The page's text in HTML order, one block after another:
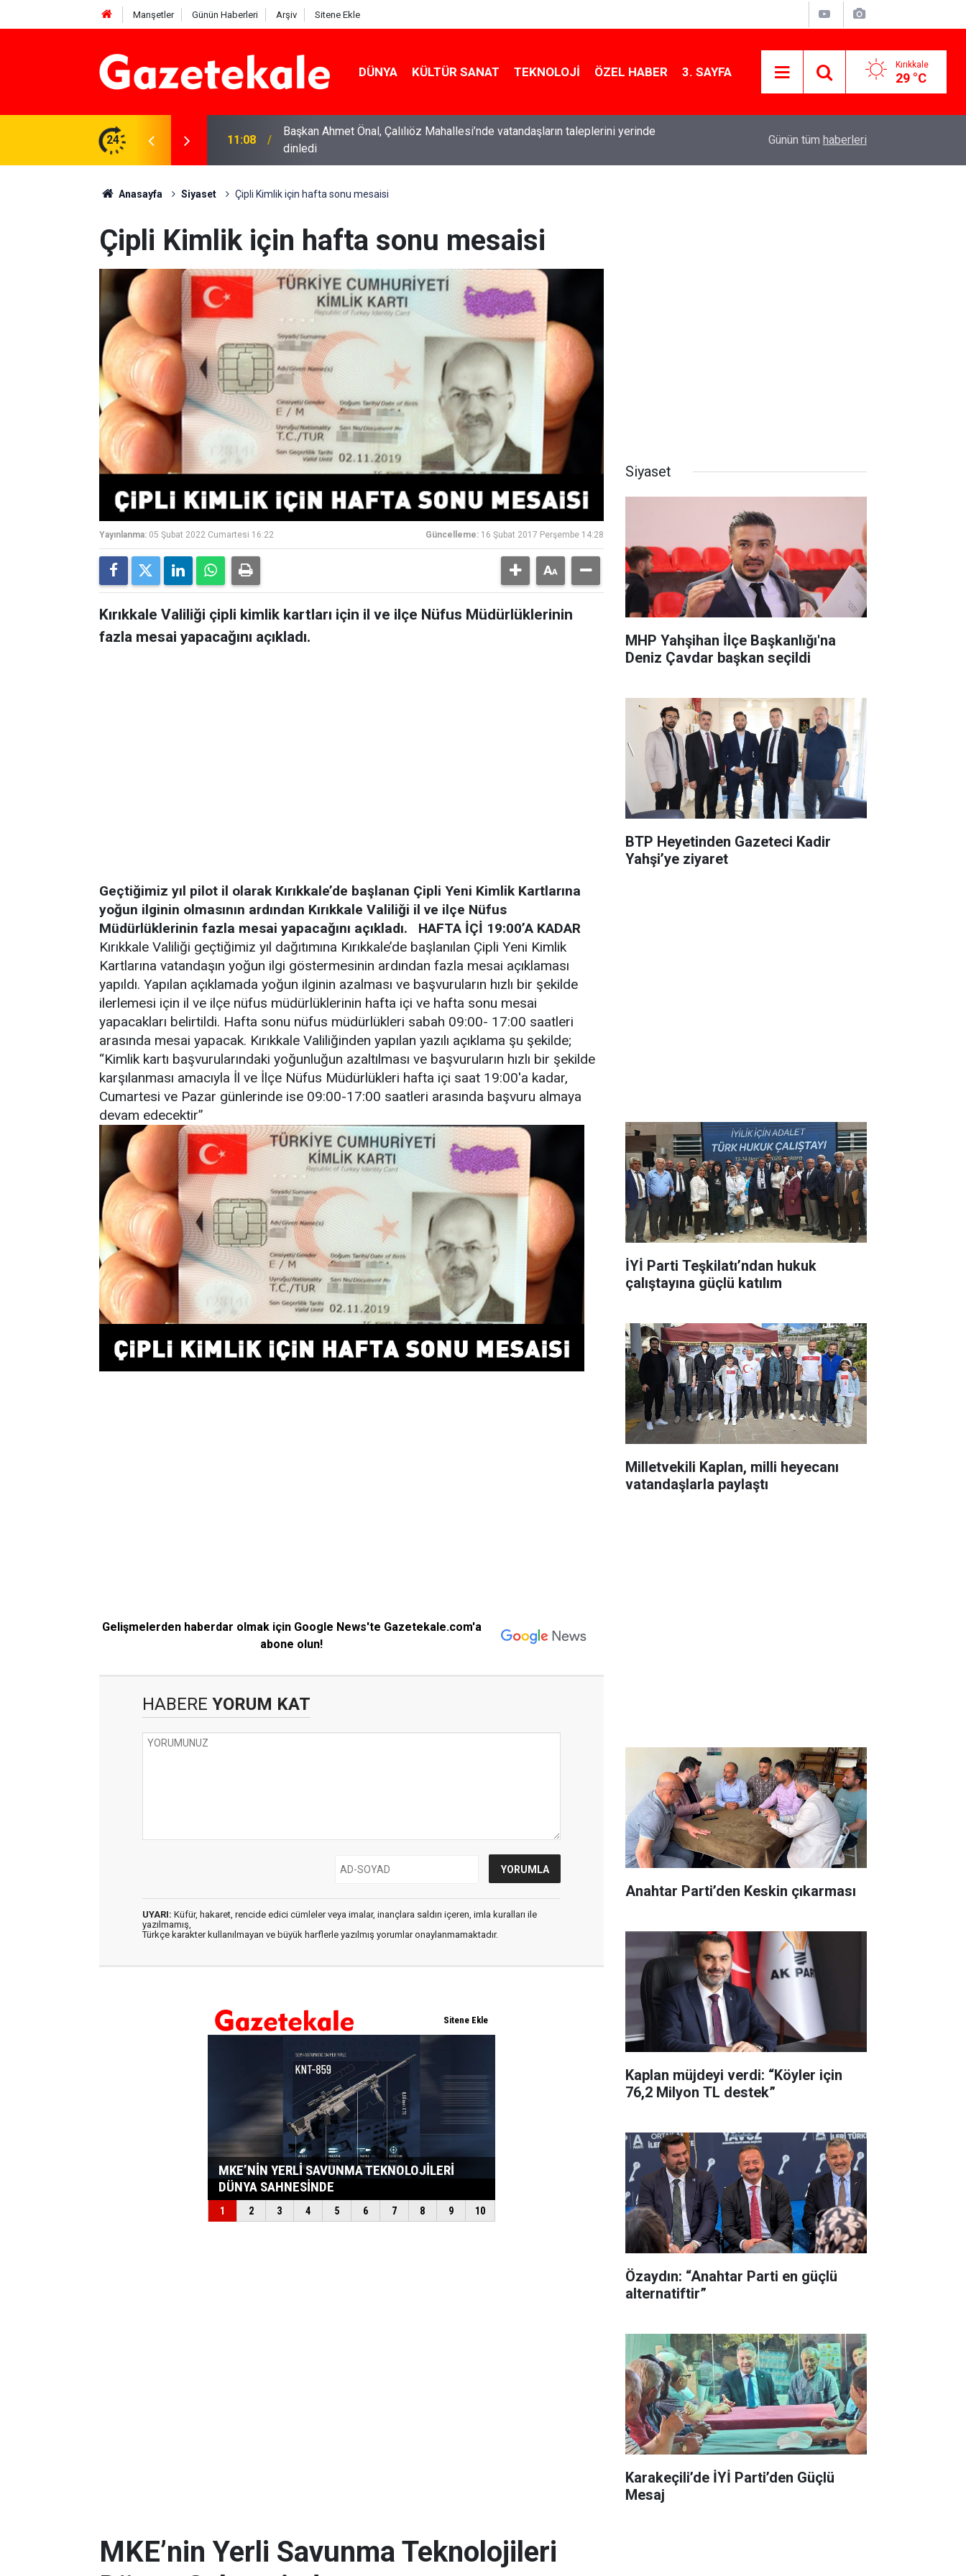
Manşetler Günün Haberleri Arşiv Sitene Ekle
DÜNYA KÜLTÜR SANAT TEKNOLOJI ÖZEL HABER 3. SAYFA Kırıkkale
29 °C
24
Dünya Sahnesinde 11:08
Başkan Ahmet Önal, Çalılıöz Mahallesi’nde vatandaşların taleplerini yerinde
dinledi
Bahşılı'da esnafın sorunları yerinde dinlendi
Günün tüm haberleri
Anasayfa Siyaset Çipli Kimlik için hafta sonu mesaisi
Çipli Kimlik için hafta sonu mesaisi
Yayınlanma: 05 Şubat 2022 Cumartesi 16:22 Güncelleme: 16 Şubat 2017 Perşembe 14:28
Kırıkkale Valiliği çipli kimlik kartları için il ve ilçe Nüfus Müdürlüklerinin
fazla mesai yapacağını açıkladı.
Geçtiğimiz yıl pilot il olarak Kırıkkale’de başlanan Çipli Yeni Kimlik Kartlarına
yoğun ilginin olmasının ardından Kırıkkale Valiliği il ve ilçe Nüfus
Müdürlüklerinin fazla mesai yapacağını açıkladı.
HAFTA İÇİ 19:00’A KADAR
Kırıkkale Valiliği geçtiğimiz yıl dağıtımına Kırıkkale’de başlanılan Çipli Yeni Kimlik
Kartlarına vatandaşın yoğun ilgi göstermesinin ardından fazla mesai açıklaması
yapıldı. Yapılan açıklamada yoğun ilginin azalması ve başvuruların hızlı bir şekilde
ilerlemesi için il ve ilçe nüfus müdürlüklerinin hafta içi ve hafta sonu mesai
yapacakları belirtildi. Hafta sonu nüfus müdürlükleri sabah 09:00- 17:00 saatleri
arasında mesai yapacak. Kırıkkale Valiliğinden yapılan yazılı açıklama şu şekilde;
“Kimlik kartı başvurularındaki yoğunluğun azaltılması ve başvuruların hızlı bir şekilde
karşılanması amacıyla İl ve İlçe Nüfus Müdürlükleri hafta içi saat 19:00'a kadar,
Cumartesi ve Pazar günlerinde ise 09:00-17:00 saatleri arasında başvuru almaya
devam edecektir”
Gelişmelerden haberdar olmak için Google News'te Gazetekale.com'a
abone olun!
HABERE YORUM KAT
UYARI: Küfür, hakaret, rencide edici cümleler veya imalar, inançlara saldırı içeren, imla kuralları ile
yazılmamış,
Türkçe karakter kullanılmayan ve büyük harflerle yazılmış yorumlar onaylanmamaktadır.
Siyaset
MHP Yahşihan İlçe Başkanlığı'na
Deniz Çavdar başkan seçildi
BTP Heyetinden Gazeteci Kadir
Yahşi’ye ziyaret
İYİ Parti Teşkilatı’ndan hukuk
çalıştayına güçlü katılım
Milletvekili Kaplan, milli heyecanı
vatandaşlarla paylaştı
Anahtar Parti’den Keskin çıkarması
Kaplan müjdeyi verdi: “Köyler için
76,2 Milyon TL destek”
Özaydın: “Anahtar Parti en güçlü
alternatiftir”
Karakeçili’de İYİ Parti’den Güçlü
Mesaj
MKE’nin Yerli Savunma Teknolojileri